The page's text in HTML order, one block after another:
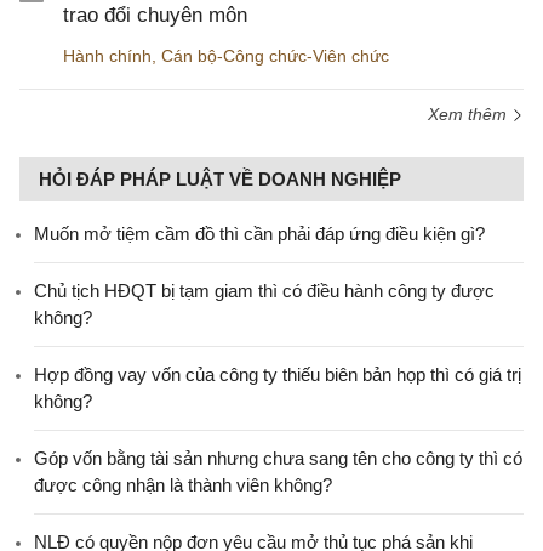
trao đổi chuyên môn
Hành chính Cán bộ-Công chức-Viên chức
Xem thêm
HỎI ĐÁP PHÁP LUẬT VỀ DOANH NGHIỆP
Muốn mở tiệm cầm đồ thì cần phải đáp ứng điều kiện gì?
Chủ tịch HĐQT bị tạm giam thì có điều hành công ty được
không?
Hợp đồng vay vốn của công ty thiếu biên bản họp thì có giá trị
không?
Góp vốn bằng tài sản nhưng chưa sang tên cho công ty thì có
được công nhận là thành viên không?
NLĐ có quyền nộp đơn yêu cầu mở thủ tục phá sản khi